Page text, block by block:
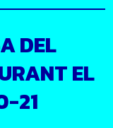
DEL
EL
21